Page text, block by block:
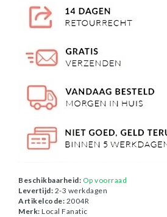
Beschikbaarheid: Op voorraad
Levertijd: 2-3 werkdagen
Artikelcode: 2004R
Merk: Local Fanatic